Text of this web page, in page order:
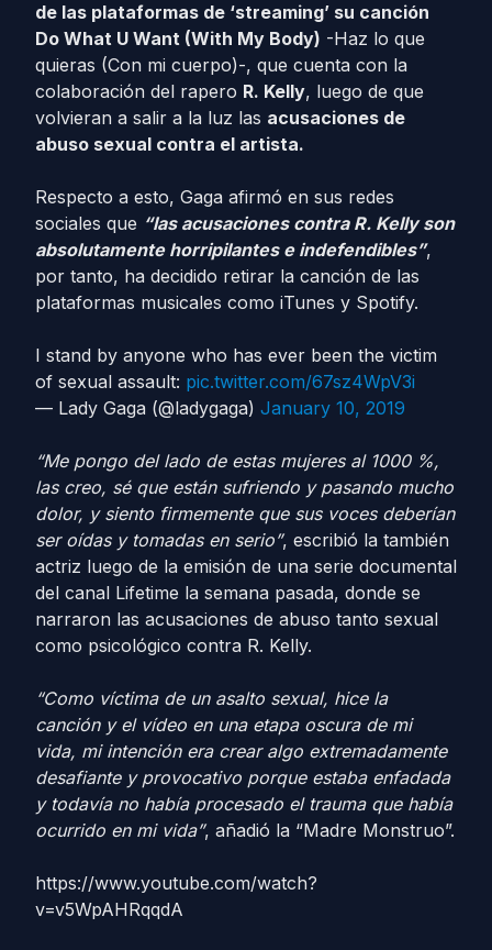
de las plataformas de ‘streaming’ su canción
Do What U Want (With My Body) -Haz lo que
quieras (Con mi cuerpo)-, que cuenta con la
colaboración del rapero R. Kelly, luego de que
volvieran a salir a la luz las acusaciones de
abuso sexual contra el artista.
Respecto a esto, Gaga afirmó en sus redes
sociales que “las acusaciones contra R. Kelly son
absolutamente horripilantes e indefendibles”,
por tanto, ha decidido retirar la canción de las
plataformas musicales como iTunes y Spotify.
I stand by anyone who has ever been the victim
of sexual assault: pic.twitter.com/67sz4WpV3i
— Lady Gaga (@ladygaga) January 10, 2019
“Me pongo del lado de estas mujeres al 1000 %,
las creo, sé que están sufriendo y pasando mucho
dolor, y siento firmemente que sus voces deberían
ser oídas y tomadas en serio”, escribió la también
actriz luego de la emisión de una serie documental
del canal Lifetime la semana pasada, donde se
narraron las acusaciones de abuso tanto sexual
como psicológico contra R. Kelly.
“Como víctima de un asalto sexual, hice la
canción y el vídeo en una etapa oscura de mi
vida, mi intención era crear algo extremadamente
desafiante y provocativo porque estaba enfadada
y todavía no había procesado el trauma que había
ocurrido en mi vida”, añadió la “Madre Monstruo”.
https://www.youtube.com/watch?
v=v5WpAHRqqdA